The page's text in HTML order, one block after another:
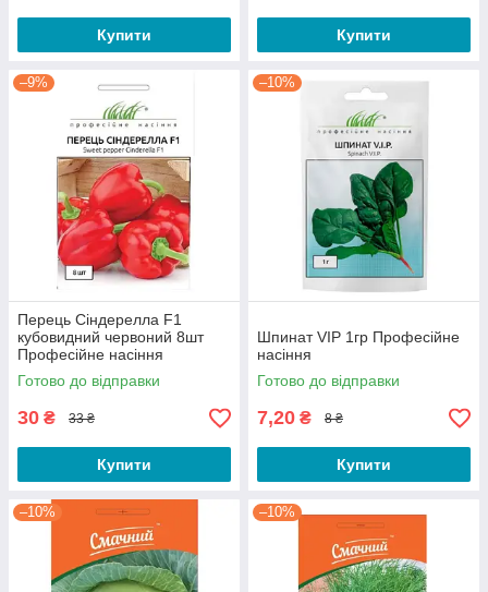
Купити Купити
–9%
Перець Сіндерелла F1
кубовидний червоний 8шт
Професійне насіння
Готово до відправки
30 ₴ 33 ₴
Купити
–10%
Шпинат VIP 1гр Професійне
насіння
Готово до відправки
7,20 ₴ 8 ₴
Купити
–10% –10%